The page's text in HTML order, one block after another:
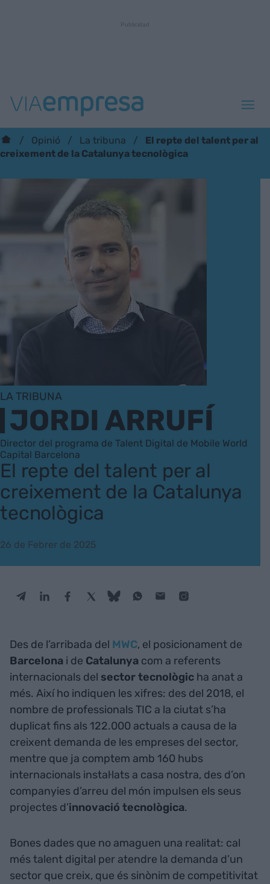
Opinió La tribuna
El repte del talent per al
creixement de la Catalunya tecnològica
LA TRIBUNA
JORDI ARRUFÍ
Director del programa de Talent Digital de Mobile World
Capital Barcelona
El repte del talent per al
creixement de la Catalunya
tecnològica
26 de Febrer de 2025
Des de l’arribada del MWC, el posicionament de
Barcelona i de Catalunya com a referents
internacionals del sector tecnològic ha anat a
més. Així ho indiquen les xifres: des del 2018, el
nombre de professionals TIC a la ciutat s’ha
duplicat fins als 122.000 actuals a causa de la
creixent demanda de les empreses del sector,
mentre que ja comptem amb 160 hubs
internacionals instal·lats a casa nostra, des d’on
companyies d’arreu del món impulsen els seus
projectes d’innovació tecnològica.
Bones dades que no amaguen una realitat: cal
més talent digital per atendre la demanda d’un
sector que creix, que és sinònim de competitivitat